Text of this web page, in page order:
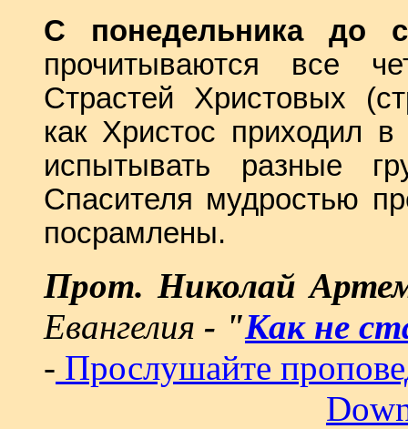
С понедельника до
прочитываются все
Страстей Христовых
как Христос приходил
испытывать разные
Спасителя мудростью
посрамлены.
Прот. Николай
Евангелия - "Как не
- Прослушайте